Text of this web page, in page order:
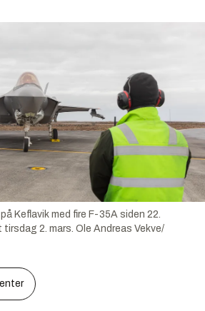
Keflavik med fire F-35A siden 22.
tirsdag 2. mars. Ole Andreas Vekve/